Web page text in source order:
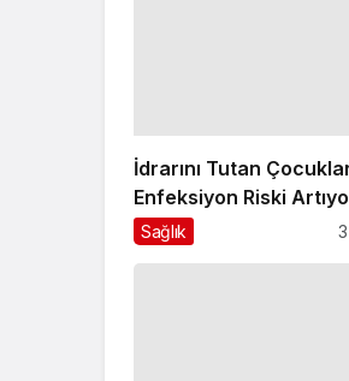
İdrarını Tutan
Enfeksiyon Riski
Sağlık